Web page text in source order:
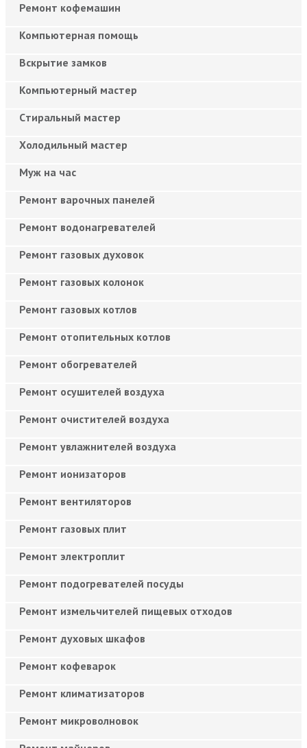
Ремонт кофемашин
Компьютерная помощь
Вскрытие замков
Компьютерный мастер
Cтиральный мастер
Холодильный мастер
Муж на час
Ремонт варочных панелей
Ремонт водонагревателей
Ремонт газовых духовок
Ремонт газовых колонок
Ремонт газовых котлов
Ремонт отопительных котлов
Ремонт обогревателей
Ремонт осушителей воздуха
Ремонт очистителей воздуха
Ремонт увлажнителей воздуха
Ремонт ионизаторов
Ремонт вентиляторов
Ремонт газовых плит
Ремонт электроплит
Ремонт подогревателей посуды
Ремонт измельчителей пищевых отходов
Ремонт духовых шкафов
Ремонт кофеварок
Ремонт климатизаторов
Ремонт микроволновок